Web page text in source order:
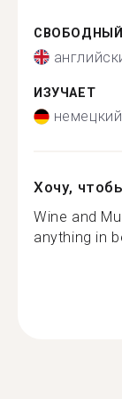
СВОБОДНЫЙ
ИЗУЧАЕТ
немецкий
Хочу,
Wine and
anything in